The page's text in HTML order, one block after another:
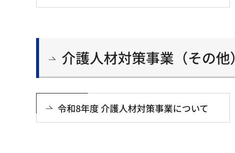
介護人材対策事業（その他）
令和8年度 介護人材対策事業について